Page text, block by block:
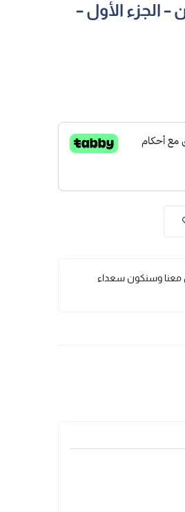
– الجزء الأول –
معنا وسنكون سعداء